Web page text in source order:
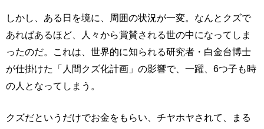
しかし、ある日を境に、周囲の状況が一変。なんとクズで
あればあるほど、人々から賞賛される世の中になってしま
ったのだ。これは、世界的に知られる研究者・白金台博士
が仕掛けた「人間クズ化計画」の影響で、一躍、6つ子も時
の人となってしまう。
クズだというだけでお金をもらい、チヤホヤされて、まる